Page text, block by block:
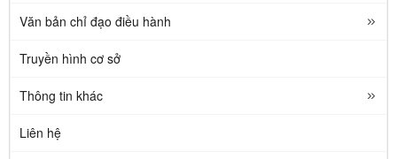
Văn bản chỉ đạo điều hành
Truyền hình cơ sở
Thông tin khác
Liên hệ